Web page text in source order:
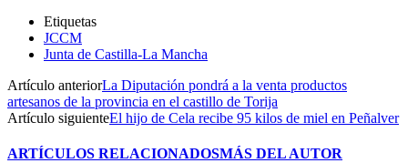
Etiquetas
JCCM
Junta de Castilla-La Mancha
Artículo anteriorLa Diputación pondrá a la venta productos
artesanos de la provincia en el castillo de Torija
Artículo siguienteEl hijo de Cela recibe 95 kilos de miel en Peñalver
ARTÍCULOS RELACIONADOSMÁS DEL AUTOR